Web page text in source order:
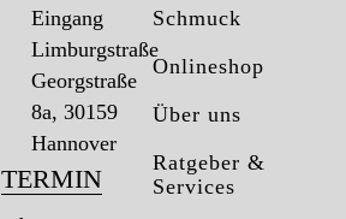
Schmuck
Onlineshop
Über uns
Ratgeber &
Services
Eingang
Limburgstraße
Georgstraße
8a, 30159
Hannover
TERMIN